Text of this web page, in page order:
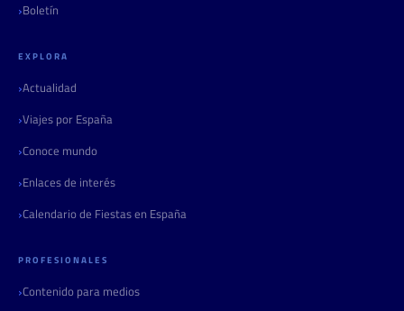
Boletín
EXPLORA
Actualidad
Viajes por España
Conoce mundo
Enlaces de interés
Calendario de Fiestas en España
PROFESIONALES
Contenido para medios